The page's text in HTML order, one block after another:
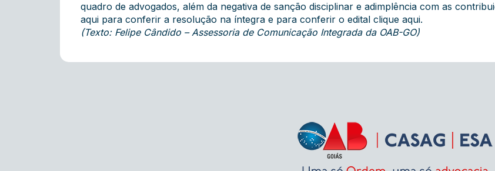
quadro de advogados, além da negativa de sanção disciplinar e adimplência com as
aqui para conferir a resolução na íntegra e para conferir o edital clique aqui.
(Texto: Felipe Cândido – Assessoria de Comunicação Integrada da OAB-GO)